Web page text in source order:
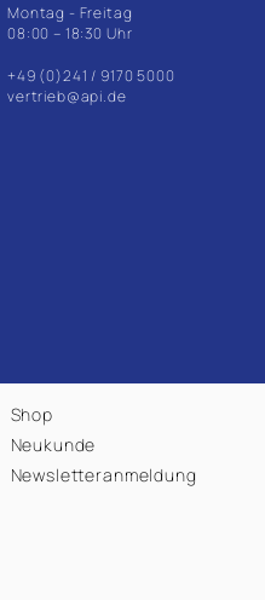
Montag - Freitag
08:00 – 18:30 Uhr
+49 (0)241 / 9170 5000
vertrieb@api.de
Shop
Neukunde
Newsletteranmeldung